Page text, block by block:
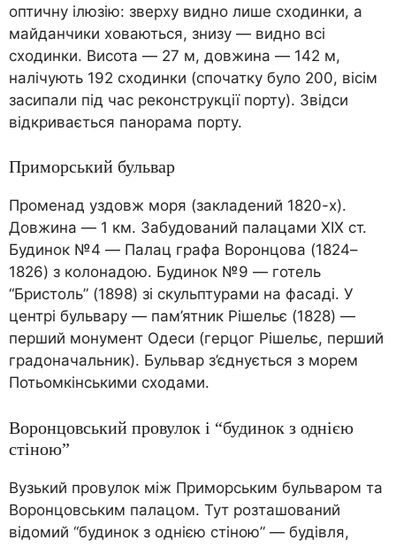
оптичну ілюзію: зверху видно лише сходинки, а
майданчики ховаються, знизу — видно всі
сходинки. Висота — 27 м, довжина — 142 м,
налічують 192 сходинки (спочатку було 200, вісім
засипали під час реконструкції порту). Звідси
відкривається панорама порту.
Приморський бульвар
Променад уздовж моря (закладений 1820-х).
Довжина — 1 км. Забудований палацами XIX ст.
Будинок №4 — Палац графа Воронцова (1824–
1826) з колонадою. Будинок №9 — готель
“Бристоль” (1898) зі скульптурами на фасаді. У
центрі бульвару — пам’ятник Рішельє (1828) —
перший монумент Одеси (герцог Рішельє, перший
градоначальник). Бульвар з’єднується з морем
Потьомкінськими сходами.
Воронцовський провулок і “будинок з однією
стіною”
Вузький провулок між Приморським бульваром та
Воронцовським палацом. Тут розташований
відомий “будинок з однією стіною” — будівля,